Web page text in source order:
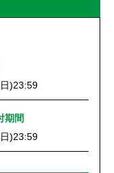
)23:59
期間
)23:59